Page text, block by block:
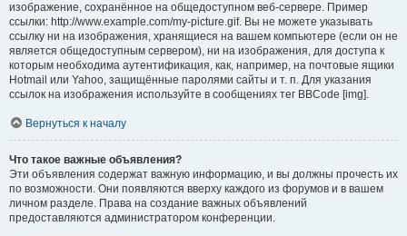
изображение, сохранённое на общедоступном веб-сервере. Пример
ссылки: http://www.example.com/my-picture.gif. Вы не можете указывать
ссылку ни на изображения, хранящиеся на вашем компьютере (если он не
является общедоступным сервером), ни на изображения, для доступа к
которым необходима аутентификация, как, например, на почтовые ящики
Hotmail или Yahoo, защищённые паролями сайты и т. п. Для указания
ссылок на изображения используйте в сообщениях тег BBCode [img].
Вернуться к началу
Что такое важные объявления?
Эти объявления содержат важную информацию, и вы должны прочесть их
по возможности. Они появляются вверху каждого из форумов и в вашем
личном разделе. Права на создание важных объявлений
предоставляются администратором конференции.